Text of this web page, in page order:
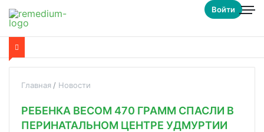
Войти
Главная Новости
РЕБЕНКА ВЕСОМ 470 ГРАММ СПАСЛИ В
ПЕРИНАТАЛЬНОМ ЦЕНТРЕ УДМУРТИИ